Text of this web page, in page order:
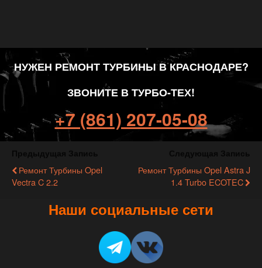
НУЖЕН РЕМОНТ ТУРБИНЫ В КРАСНОДАРЕ?
ЗВОНИТЕ В ТУРБО-ТЕХ!
+7 (861) 207-05-08
Ремонт Турбины Opel
Vectra C 2.2
Ремонт Турбины Opel Astra J
1.4 Turbo ECOTEC
Наши социальные сети